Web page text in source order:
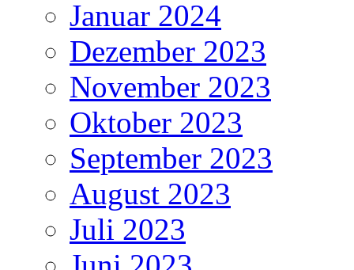
Januar 2024
Dezember 2023
November 2023
Oktober 2023
September 2023
August 2023
Juli 2023